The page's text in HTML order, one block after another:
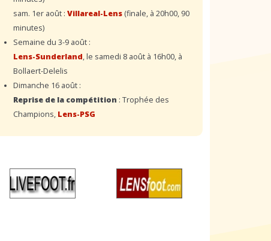
sam. 1er août : Villareal-Lens (finale, à 20h00, 90
minutes)
Semaine du 3-9 août :
Lens-Sunderland, le samedi 8 août à 16h00, à
Bollaert-Delelis
Dimanche 16 août :
Reprise de la compétition : Trophée des
Champions, Lens-PSG